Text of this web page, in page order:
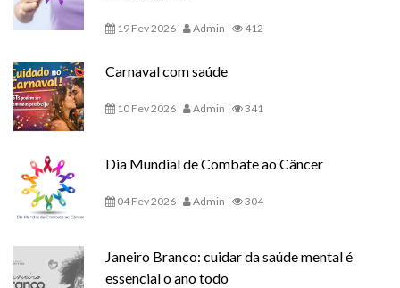
19 Fev 2026 Admin 412
Carnaval com saúde
10 Fev 2026 Admin 341
Dia Mundial de Combate ao Câncer
04 Fev 2026 Admin 304
Janeiro Branco: cuidar da saúde mental é
essencial o ano todo